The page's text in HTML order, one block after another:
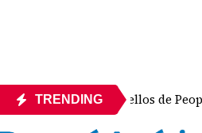
TRENDING
los 50 más bellos de People en